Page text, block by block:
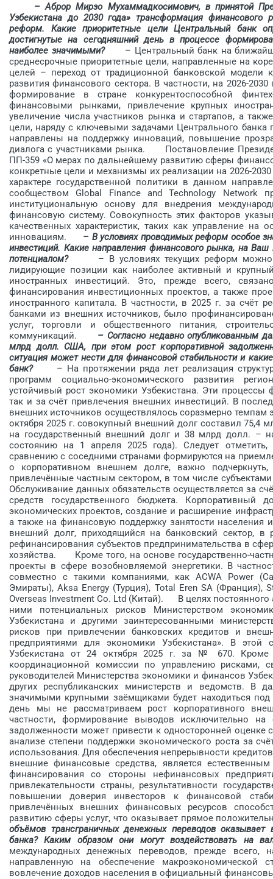
– Аброр Мирзо Мухаммадкосимович, в принятой
Узбекистана до 2030 года» трансформация
реформ. Какие приоритетные цели Центральный банк
достигнутые на сегодняшний день в процессе
наиболее значимыми?– Центральный банк на ближайшую
среднесрочные приоритетные цели, направленные на
целей – переход от традиционной банковской
развития финансового сектора. В частности, на 2026-
формирование в стране конкурентоспособной
финансовыми рынками, привлечение крупных
увеличение числа участников рынка и стартапов, а
цели, наряду с ключевыми задачами Центрального
направлены на поддержку инноваций, повышение
диалога с участниками рынка. Постановление
ПП-359 «О мерах по дальнейшему развитию сферы
конкретные цели и механизмы их реализации на 2026-
характере государственной политики в данном
сообществом Global Finance and Technology Network
институциональную основу для внедрения
финансовую систему. Совокупность этих факторов
качественных характеристик, таких как управление
инновациям. – В условиях проводимых реформ особое
инвестиций. Какие направления финансового рынка, на
потенциалом?– В условиях текущих реформ можно
лидирующие позиции как наиболее активный и
иностранных инвестиций. Это, прежде всего,
финансирования инвестиционных проектов, а также
иностранного капитала. В частности, в 2025 г. за
банками из внешних источников, было
услуг, торговли и общественного питания,
коммуникаций. – Согласно недавно опубликованным
млрд долл. США, при этом рост корпоративной
ситуация может нести для финансовой стабильности и
банк?– На протяжении ряда лет реализация
программ социально-экономического развития
устойчивый рост экономики Узбекистана. Эти процессы
так и за счёт привлечения внешних инвестиций. В
внешних источников осуществлялось соразмерно темпам
октября 2025 г. совокупный внешний долг составил 75,4
на государственный внешний долг и 38 млрд долл. –
состоянию на 1 апреля 2025 года). Следует отметить,
сравнению с соседними странами формируются на
о корпоративном внешнем долге, важно
привлечённые частным сектором, в том числе
Обслуживание данных обязательств осуществляется за
средств государственного бюджета. Корпоративный
экономических проектов, создание и расширение
а также на финансовую поддержку занятости населения
внешний долг, приходящийся на банковский сектор, в
рефинансирования субъектов предпринимательства в
хозяйства. Кроме того, на основе государственно-
проекты в сфере возобновляемой энергетики. В
совместно с такими компаниями, как ACWA Power
Эмираты), Aksa Energy (Турция), Total Eren SA (Франция),
Overseas Investment Co. Ltd (Китай). В целях
ними потенциальных рисков Министерством
Узбекистана и другими заинтересованными
рисков при привлечении банковских кредитов и
предприятиями для экономики Узбекистана». В этой
Узбекистана от 24 октября 2025 г. за № 670. Кроме
координационной комиссии по управлению рисками,
руководителей Министерства экономики и финансов
других республиканских министерств и ведомств. В
значимыми крупными заёмщиками будет находиться
день мы не рассматриваем рост корпоративного
частности, формирование выводов исключительно
задолженности может привести к односторонней оценке
анализе степени поддержки экономического роста за
использования. Для обеспечения непрерывности
внешние финансовые средства, является
финансирования со стороны нефинансовых
привлекательности страны, результативности
повышении доверия инвесторов к финансовой
привлечённых внешних финансовых ресурсов
развитию сферы услуг, что оказывает прямое
объёмов трансграничных денежных переводов оказывает
банка? Каким образом они могут воздействовать на
международных денежных переводов, прежде всего,
направленную на обеспечение макроэкономической
вовлечение доходов населения в официальный